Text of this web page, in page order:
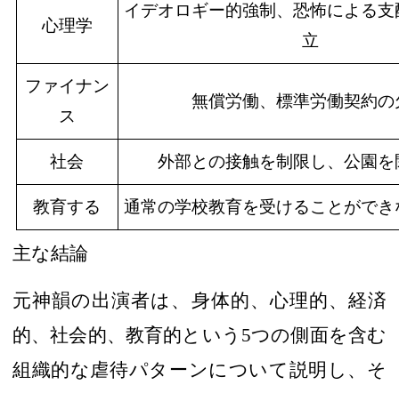
心理学
イデオロギー的強制、恐怖による
立
ファイナン
ス
無償労働、標準労働契約の
社会 外部との接触を制限し、公園
教育する 通常の学校教育を受けることがで
主な結論
元神韻の出演者は、身体的、心理的、経済
的、社会的、教育的という 5つの側面を含む
組織的な虐待パターン について説明し 、そ